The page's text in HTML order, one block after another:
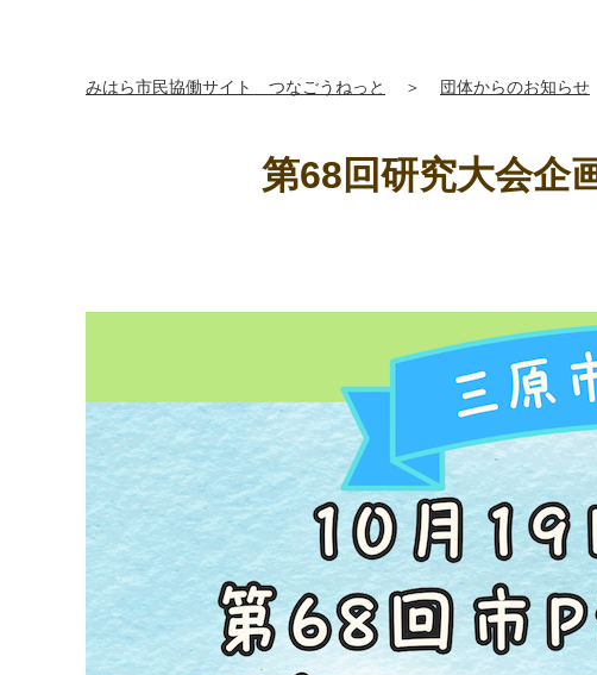
みはら市民協働サイト つなごうねっと ＞ 団体からのお知らせ
第68回研究大会